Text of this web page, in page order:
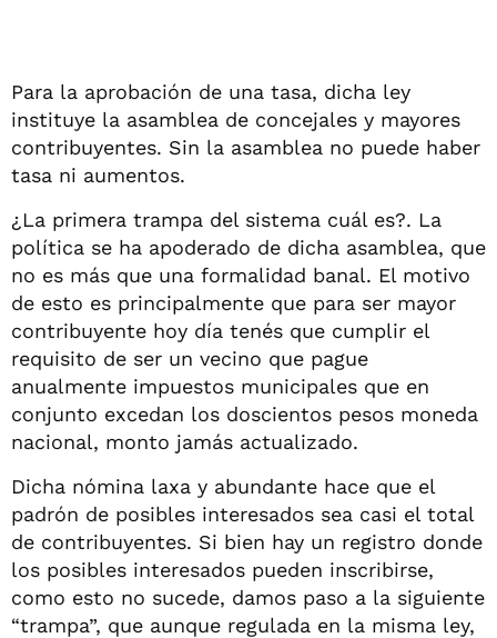
Para la aprobación de una tasa, dicha ley
instituye la asamblea de concejales y mayores
contribuyentes. Sin la asamblea no puede haber
tasa ni aumentos.
¿La primera trampa del sistema cuál es?. La
política se ha apoderado de dicha asamblea, que
no es más que una formalidad banal. El motivo
de esto es principalmente que para ser mayor
contribuyente hoy día tenés que cumplir el
requisito de ser un vecino que pague
anualmente impuestos municipales que en
conjunto excedan los doscientos pesos moneda
nacional, monto jamás actualizado.
Dicha nómina laxa y abundante hace que el
padrón de posibles interesados sea casi el total
de contribuyentes. Si bien hay un registro donde
los posibles interesados pueden inscribirse,
como esto no sucede, damos paso a la siguiente
“trampa”, que aunque regulada en la misma ley,